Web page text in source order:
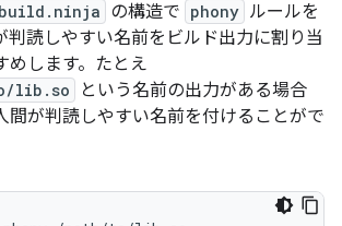
build.ninja の構造で phony ルールを
判読しやすい名前をビルド出力に割り当
めします。たとえ
lib.so
という名前の出力がある場合
間が判読しやすい名前を付けることがで